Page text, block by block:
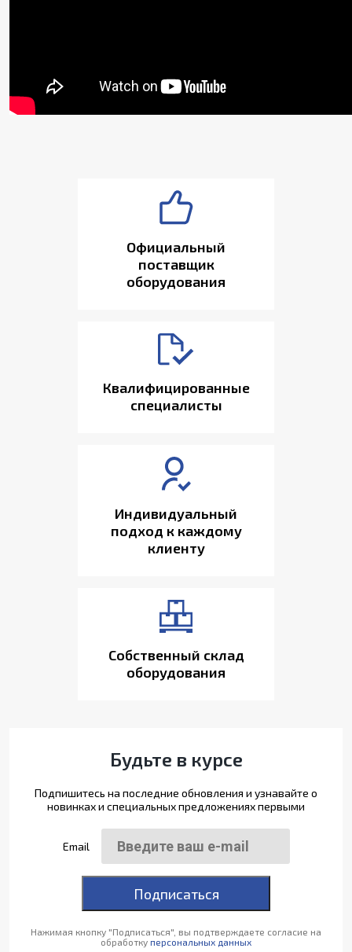
Официальный
поставщик
оборудования
Квалифицированные
специалисты
Индивидуальный
подход к каждому
клиенту
Собственный склад
оборудования
Будьте в курсе
Подпишитесь на последние обновления и узнавайте о
новинках и специальных предложениях первыми
Email
Подписаться
Нажимая кнопку "Подписаться", вы подтверждаете согласие на
обработку персональных данных